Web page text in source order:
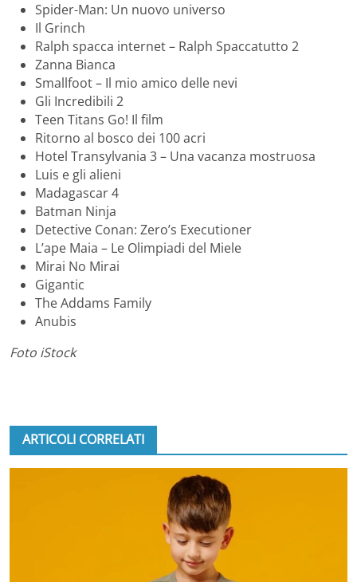
Spider-Man: Un nuovo universo
Il Grinch
Ralph spacca internet – Ralph Spaccatutto 2
Zanna Bianca
Smallfoot – Il mio amico delle nevi
Gli Incredibili 2
Teen Titans Go! Il film
Ritorno al bosco dei 100 acri
Hotel Transylvania 3 – Una vacanza mostruosa
Luis e gli alieni
Madagascar 4
Batman Ninja
Detective Conan: Zero’s Executioner
L’ape Maia – Le Olimpiadi del Miele
Mirai No Mirai
Gigantic
The Addams Family
Anubis
Foto iStock
ARTICOLI CORRELATI